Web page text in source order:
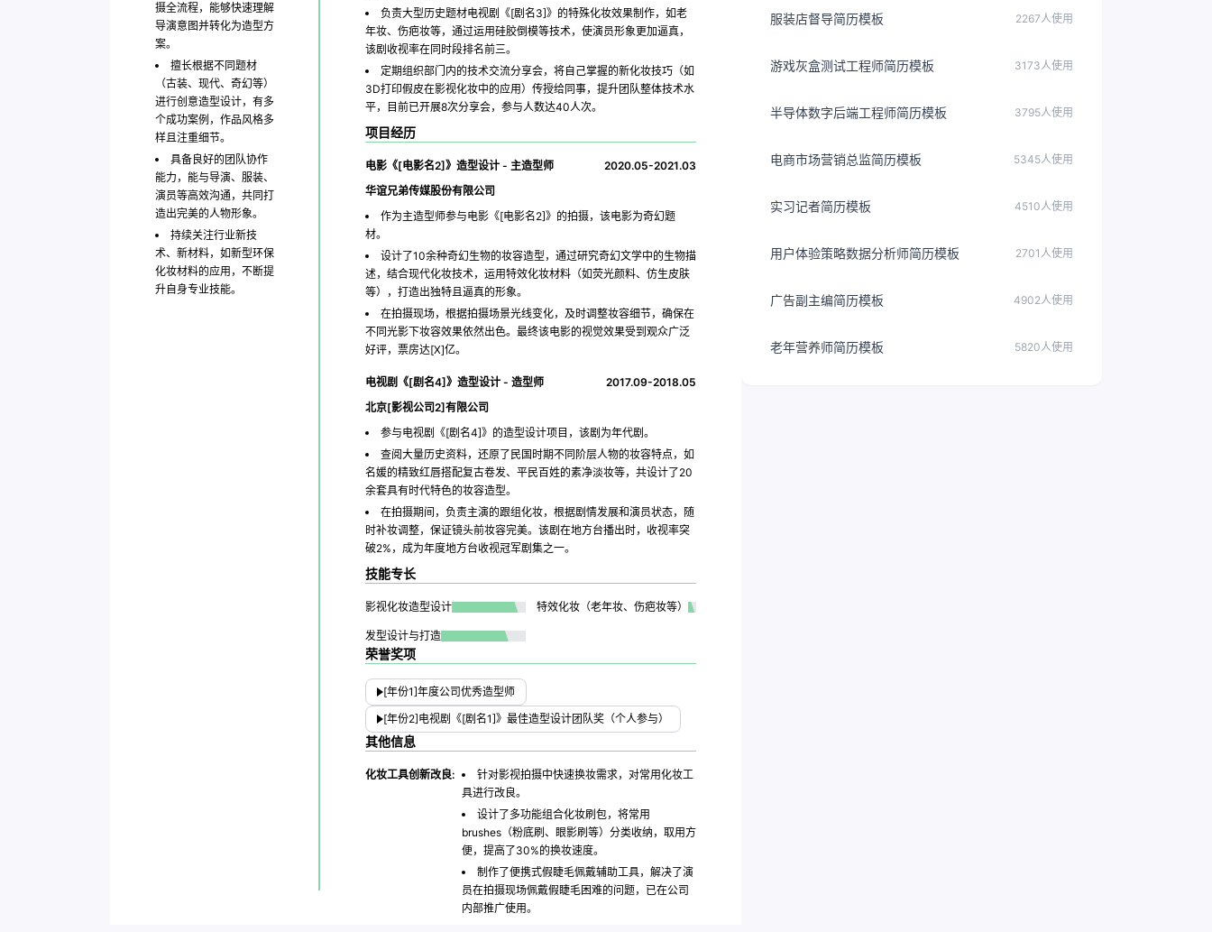
服装店督导简历模板 2267人使用
游戏灰盒测试工程师简历模板 3173人使用
半导体数字后端工程师简历模板 3795人使用
电商市场营销总监简历模板 5345人使用
实习记者简历模板 4510人使用
用户体验策略数据分析师简历模板 2701人使用
广告副主编简历模板 4902人使用
老年营养师简历模板 5820人使用
摄全流程，能够快速理解
导演意图并转化为造型方
案。
擅长根据不同题材
（古装、现代、奇幻等）
进行创意造型设计，有多
个成功案例，作品风格多
样且注重细节。
具备良好的团队协作
能力，能与导演、服装、
演员等高效沟通，共同打
造出完美的人物形象。
持续关注行业新技
术、新材料，如新型环保
化妆材料的应用，不断提
升自身专业技能。
负责大型历史题材电视剧《[剧名3]》的特殊化妆效果制作，如老
年妆、伤疤妆等，通过运用硅胶倒模等技术，使演员形象更加逼真，
该剧收视率在同时段排名前三。
定期组织部门内的技术交流分享会，将自己掌握的新化妆技巧（如
3D打印假皮在影视化妆中的应用）传授给同事，提升团队整体技术水
平，目前已开展8次分享会，参与人数达40人次。
项目经历
电影《[电影名2]》造型设计 - 主造型师
2020.05-2021.03
华谊兄弟传媒股份有限公司
作为主造型师参与电影《[电影名2]》的拍摄，该电影为奇幻题
材。
设计了10余种奇幻生物的妆容造型，通过研究奇幻文学中的生物描
述，结合现代化妆技术，运用特效化妆材料（如荧光颜料、仿生皮肤
等），打造出独特且逼真的形象。
在拍摄现场，根据拍摄场景光线变化，及时调整妆容细节，确保在
不同光影下妆容效果依然出色。最终该电影的视觉效果受到观众广泛
好评，票房达[X]亿。
电视剧《[剧名4]》造型设计 - 造型师
2017.09-2018.05
北京[影视公司2]有限公司
参与电视剧《[剧名4]》的造型设计项目，该剧为年代剧。
查阅大量历史资料，还原了民国时期不同阶层人物的妆容特点，如
名媛的精致红唇搭配复古卷发、平民百姓的素净淡妆等，共设计了20
余套具有时代特色的妆容造型。
在拍摄期间，负责主演的跟组化妆，根据剧情发展和演员状态，随
时补妆调整，保证镜头前妆容完美。该剧在地方台播出时，收视率突
破2%，成为年度地方台收视冠军剧集之一。
技能专长
影视化妆造型设计 特效化妆（老年妆、伤疤妆等）
发型设计与打造
荣誉奖项
[年份1]年度公司优秀造型师
[年份2]电视剧《[剧名1]》最佳造型设计团队奖（个人参与）
其他信息
化妆工具创新改良:
针对影视拍摄中快速换妆需求，对常用化妆工
具进行改良。
设计了多功能组合化妆刷包，将常用
brushes（粉底刷、眼影刷等）分类收纳，取用方
便，提高了30%的换妆速度。
制作了便携式假睫毛佩戴辅助工具，解决了演
员在拍摄现场佩戴假睫毛困难的问题，已在公司
内部推广使用。